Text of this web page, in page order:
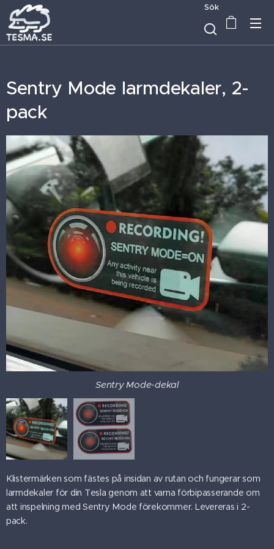
Sök
Sentry Mode larmdekaler, 2-
pack
Sentry Mode-dekal
Klistermärken som fästes på insidan av rutan och fungerar som
larmdekaler för din Tesla genom att varna förbipasserande om
att inspelning med Sentry Mode förekommer. Levereras i 2-
pack.